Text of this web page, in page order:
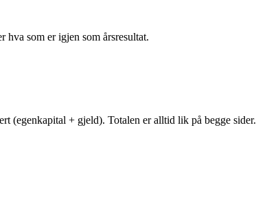
som er igjen som årsresultat.
(egenkapital + gjeld). Totalen er alltid lik på begge sider.